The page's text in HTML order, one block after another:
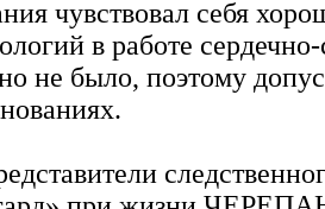
чувствовал себя
в работе
не было, поэтому